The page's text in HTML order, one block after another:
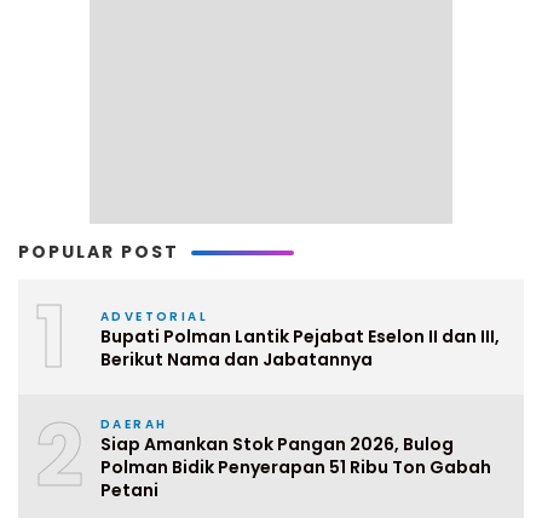
POPULAR POST
1 ADVETORIAL
Bupati Polman Lantik Pejabat Eselon II dan III,
Berikut Nama dan Jabatannya
2 DAERAH
Siap Amankan Stok Pangan 2026, Bulog
Polman Bidik Penyerapan 51 Ribu Ton Gabah
Petani